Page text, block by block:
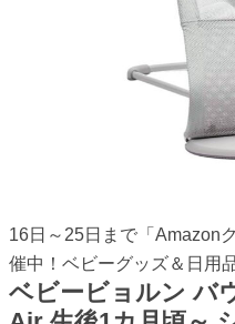
16日～25日まで「Amazon
催中！ベビーグッズ＆日用
ベビービョルン バ